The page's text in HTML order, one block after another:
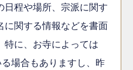
日程や場所、宗派に関す
に関する情報などを書面
特に、お寺によっては
場合もありますし、昨